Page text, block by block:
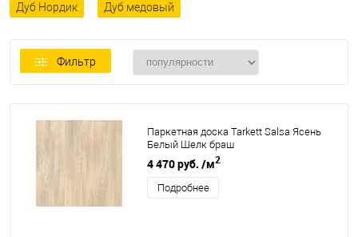
Дуб Нордик
Дуб медовый
Фильтр
Паркетная доска Tarkett Salsa Ясень
Белый Шелк браш
4 470 руб. /м2
Подробнее